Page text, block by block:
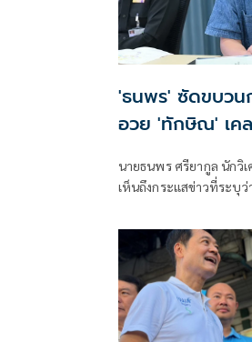
'ธนพร' ซัดขบวนก
อวย 'ทักษิณ' เค
นายธนพร ศรียากูล นักวิ
เห็นถึงกระแสข่าวที่ระบุ
ออกกุ้งไทยไปยังประเทศ
เป็นเพียงการสร้างกระแ